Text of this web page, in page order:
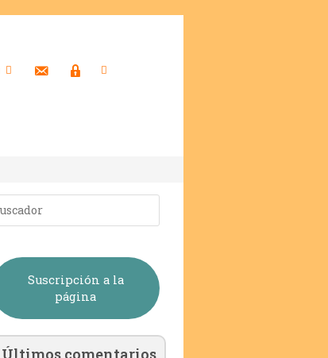
Suscripción a la
página
Últimos comentarios